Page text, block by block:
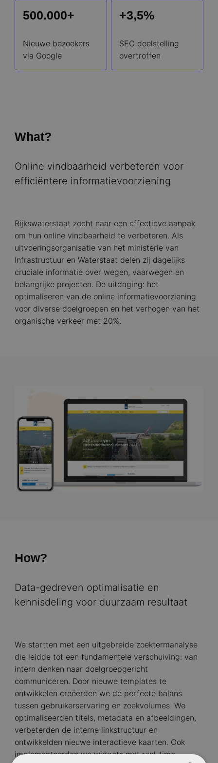
500.000+
Nieuwe bezoekers
via Google
+3,5%
SEO doelstelling
overtroffen
What?
Online vindbaarheid verbeteren voor
efficiëntere informatievoorziening
Rijkswaterstaat zocht naar een effectieve aanpak
om hun online vindbaarheid te verbeteren. Als
uitvoeringsorganisatie van het ministerie van
Infrastructuur en Waterstaat delen zij dagelijks
cruciale informatie over wegen, vaarwegen en
belangrijke projecten. De uitdaging: het
optimaliseren van de online informatievoorziening
voor diverse doelgroepen en het verhogen van het
organische verkeer met 20%.
How?
Data-gedreven optimalisatie en
kennisdeling voor duurzaam resultaat
We startten met een uitgebreide zoektermanalyse
die leidde tot een fundamentele verschuiving: van
intern denken naar doelgroepgericht
communiceren. Door nieuwe templates te
ontwikkelen creëerden we de perfecte balans
tussen gebruikerservaring en zoekvolumes. We
optimaliseerden titels, metadata en afbeeldingen,
verbeterden de interne linkstructuur en
ontwikkelden nieuwe interactieve kaarten. Ook
implementeerden we widgets met real-time